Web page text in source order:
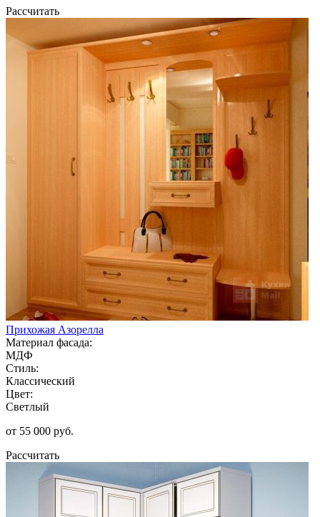
Рассчитать
Прихожая Азорелла
Материал фасада:
МДФ
Стиль:
Классический
Цвет:
Светлый
от 55 000 руб.
Рассчитать